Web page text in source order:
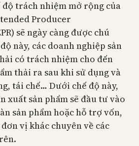
trách nhiệm mở rộng của
Producer
sẽ ngày càng được chú
này, các doanh nghiệp sản
có trách nhiệm cho đến
thải ra sau khi sử dụng và
tái chế… Dưới chế độ này,
xuất sản phẩm sẽ đầu tư vào
sản phẩm hoặc hỗ trợ vốn,
vị khác chuyên về các